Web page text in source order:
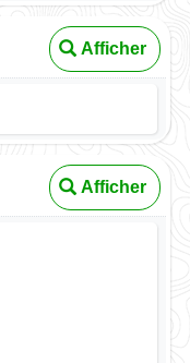
Afficher
Afficher